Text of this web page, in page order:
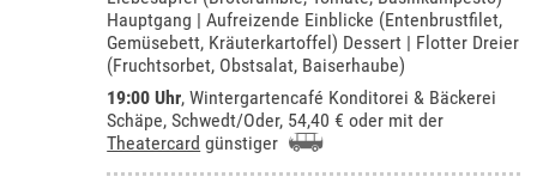
Hauptgang | Aufreizende Einblicke (Entenbrustfilet,
Gemüsebett, Kräuterkartoffel) Dessert | Flotter Dreier
(Fruchtsorbet, Obstsalat, Baiserhaube)
19:00 Uhr,Wintergartencafé Konditorei & Bäckerei
Schäpe, Schwedt/Oder, 54,40 € oder mit der
Theatercard günstiger